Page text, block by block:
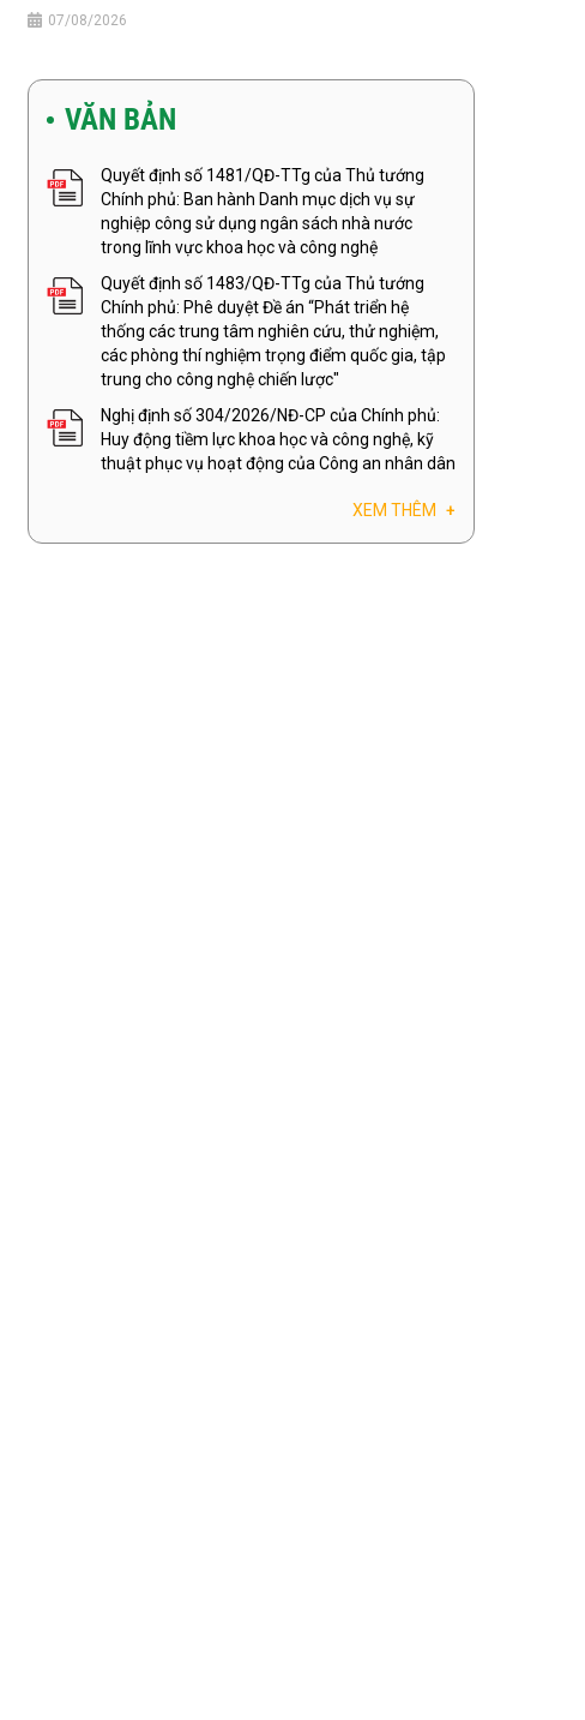
07/08/2026
VĂN BẢN
Quyết định số 1481/QĐ-TTg của Thủ tướng
Chính phủ: Ban hành Danh mục dịch vụ sự
nghiệp công sử dụng ngân sách nhà nước
trong lĩnh vực khoa học và công nghệ
Quyết định số 1483/QĐ-TTg của Thủ tướng
Chính phủ: Phê duyệt Đề án “Phát triển hệ
thống các trung tâm nghiên cứu, thử nghiệm,
các phòng thí nghiệm trọng điểm quốc gia, tập
trung cho công nghệ chiến lược"
Nghị định số 304/2026/NĐ-CP của Chính phủ:
Huy động tiềm lực khoa học và công nghệ, kỹ
thuật phục vụ hoạt động của Công an nhân dân
XEM THÊM +